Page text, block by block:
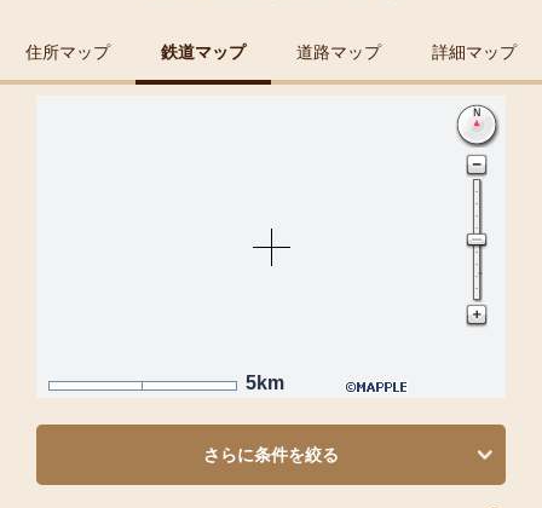
住所マップ 鉄道マップ 道路マップ 詳細マップ
5km
さらに条件を絞る